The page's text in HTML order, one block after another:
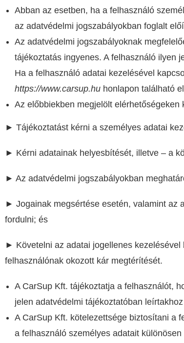
Abban az esetben, ha a felhasználó
az adatvédelmi jogszabályokban foglalt
Az adatvédelmi jogszabályoknak
tájékoztatás ingyenes. A felhasználó ilyen
Ha a felhasználó adatai kezelésével
https://www.carsup.hu honlapon található
Az előbbiekben megjelölt
► Tájékoztatást kérni a személyes adatai
► Kérni adatainak helyesbítését, illetve – a
► Az adatvédelmi jogszabályokban
► Jogainak megsértése esetén, valamint az
fordulni; és
► Követelni az adatai jogellenes
felhasználónak okozott kár megtérítését.
A CarSup Kft. tájékoztatja a felhasználót,
jelen adatvédelmi tájékoztatóban
A CarSup Kft. kötelezettsége biztosítani a
a felhasználó személyes adatait